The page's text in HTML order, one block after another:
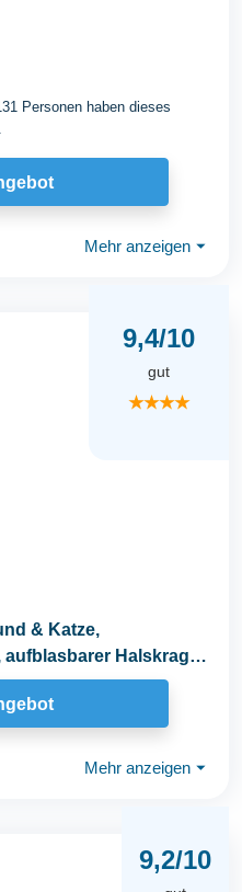
Personen haben dieses
Mehr anzeigen ⏷
9,4/10
gut
★★★★
& Katze,
Halskragen
Mehr anzeigen ⏷
9,2/10